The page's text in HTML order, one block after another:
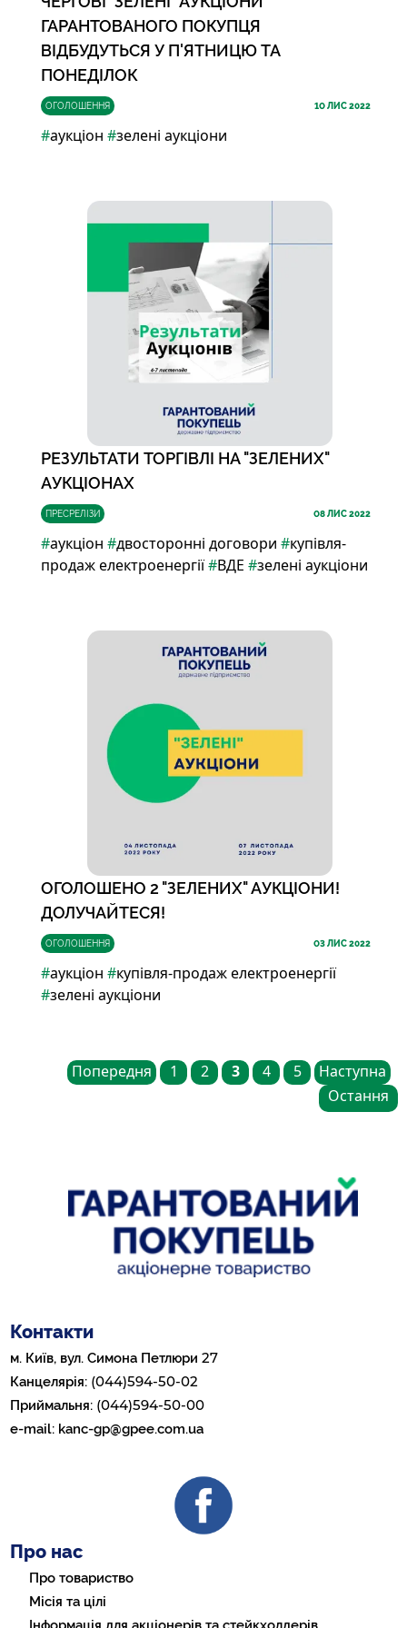
ОГОЛОШЕННЯ 10ЛИС 2022
ГАРАНТОВАНОГО ПОКУПЦЯ
ВІДБУДУТЬСЯ У П'ЯТНИЦЮ ТА
ПОНЕДІЛОК
#аукціон #зелені аукціони
ПРЕСРЕЛІЗИ 08ЛИС 2022
РЕЗУЛЬТАТИ ТОРГІВЛІ НА "ЗЕЛЕНИХ"
АУКЦІОНАХ
#аукціон #двосторонні договори #купівля-
продаж електроенергії#ВДЕ #зелені аукціони
ОГОЛОШЕННЯ 03ЛИС 2022
ОГОЛОШЕНО 2 "ЗЕЛЕНИХ" АУКЦІОНИ!
ДОЛУЧАЙТЕСЯ!
#аукціон #купівля-продаж електроенергії
#зелені аукціони
Попередня 1 2 3 4 5
Наступна
Остання
Контакти
м. Київ, вул. Симона Петлюри27
Канцелярія: (044)594-50-02
Приймальня: (044)594-50-00
e-mail: kanc-gp@gpee.com.ua
Про нас
Про товариство
Місія та цілі